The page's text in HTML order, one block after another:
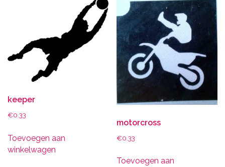
keeper
€0.33
Toevoegen aan
winkelwagen
motorcross
€0.33
Toevoegen aan